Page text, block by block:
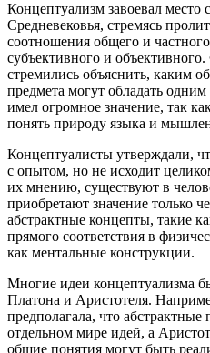
Концептуализм завоевал
Средневековья, стремясь
соотношения общего и
субъективного и
стремились объяснить, каким
предмета могут обладать
имел огромное значение, так
понять природу языка и
Концептуалисты утверждали,
с опытом, но не исходит
их мнению, существуют в
приобретают значение только
абстрактные концепты, такие
прямого соответствия в
как ментальные конструкции.
Многие идеи концептуализма
Платона и Аристотеля.
предполагала, что
отдельном мире идей, а
общие понятия могут быть